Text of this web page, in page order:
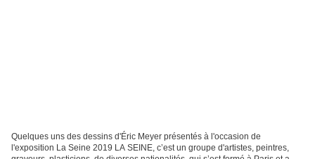
Quelques uns des dessins d'Éric Meyer présentés à l'occasion de
l'exposition La Seine 2019 LA SEINE, c’est un groupe d'artistes, peintres,